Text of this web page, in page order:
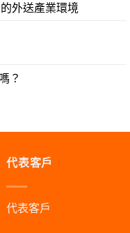
外送產業環境
？
代表客戶
代表客戶